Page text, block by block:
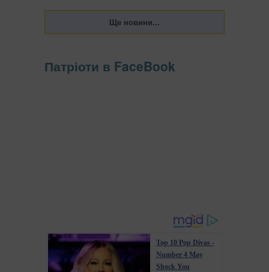
Патріоти в FaceBook
Top 10 Pop Divas -
Number 4 May
Shock You